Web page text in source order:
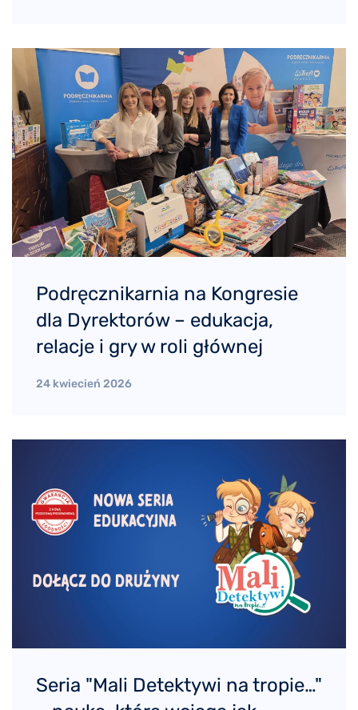
Podręcznikarnia na Kongresie
dla Dyrektorów – edukacja,
relacje i gry w roli głównej
24 kwiecień 2026
Seria "Mali Detektywi na tropie…"